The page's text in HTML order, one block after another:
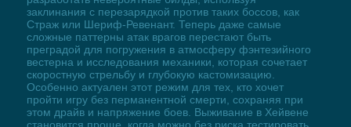
заклинания с перезарядкой против таких боссов, как
Страж или Шериф-Ревенант. Теперь даже самые
сложные паттерны атак врагов перестают быть
преградой для погружения в атмосферу фэнтезийного
вестерна и исследования механики, которая сочетает
скоростную стрельбу и глубокую кастомизацию.
Особенно актуален этот режим для тех, кто хочет
пройти игру без перманентной смерти, сохраняя при
этом драйв и напряжение боев. Выживание в Хейвене
становится проще, когда можно без риска тестировать